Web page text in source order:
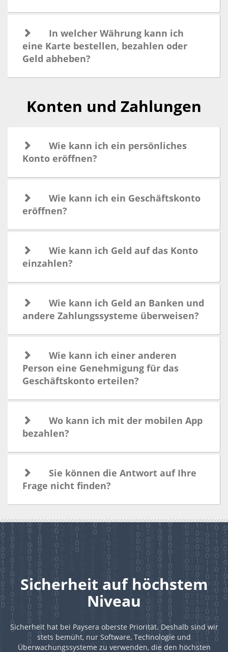
In welcher Währung kann ich
eine Karte bestellen, bezahlen oder
Geld abheben?
Konten und Zahlungen
Wie kann ich ein persönliches
Konto eröffnen?
Wie kann ich ein Geschäftskonto
eröffnen?
Wie kann ich Geld auf das Konto
einzahlen?
Wie kann ich Geld an Banken und
andere Zahlungssysteme überweisen?
Wie kann ich einer anderen
Person eine Genehmigung für das
Geschäftskonto erteilen?
Wo kann ich mit der mobilen App
bezahlen?
Sie können die Antwort auf Ihre
Frage nicht finden?
Sicherheit auf höchstem
Niveau
Sicherheit hat bei Paysera oberste Priorität. Deshalb sind wir
stets bemüht, nur Software, Technologie und
Überwachungssysteme zu verwenden, die den höchsten